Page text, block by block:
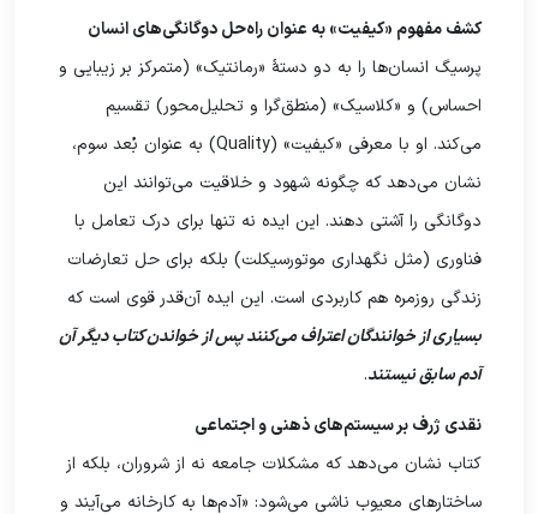
کشف مفهوم «کیفیت» به عنوان راه‌حل دوگانگی‌های انسان
پرسیگ انسان‌ها را به دو دستۀ «رمانتیک» (متمرکز بر زیبایی و
احساس) و «کلاسیک» (منطق‌گرا و تحلیل‌محور) تقسیم
می‌کند. او با معرفی «کیفیت» (Quality) به عنوان بُعد سوم،
نشان می‌دهد که چگونه شهود و خلاقیت می‌توانند این
دوگانگی را آشتی دهند. این ایده نه تنها برای درک تعامل با
فناوری (مثل نگهداری موتورسیکلت) بلکه برای حل تعارضات
زندگی روزمره هم کاربردی است. این ایده آن‌قدر قوی است که
بسیاری از خوانندگان اعتراف می‌کنند پس از خواندن کتاب دیگر آن
آدم سابق نیستند.
نقدی ژرف بر سیستم‌های ذهنی و اجتماعی
کتاب نشان می‌دهد که مشکلات جامعه نه از شروران، بلکه از
ساختارهای معیوب ناشی می‌شود: «آدم‌ها به کارخانه می‌آیند و